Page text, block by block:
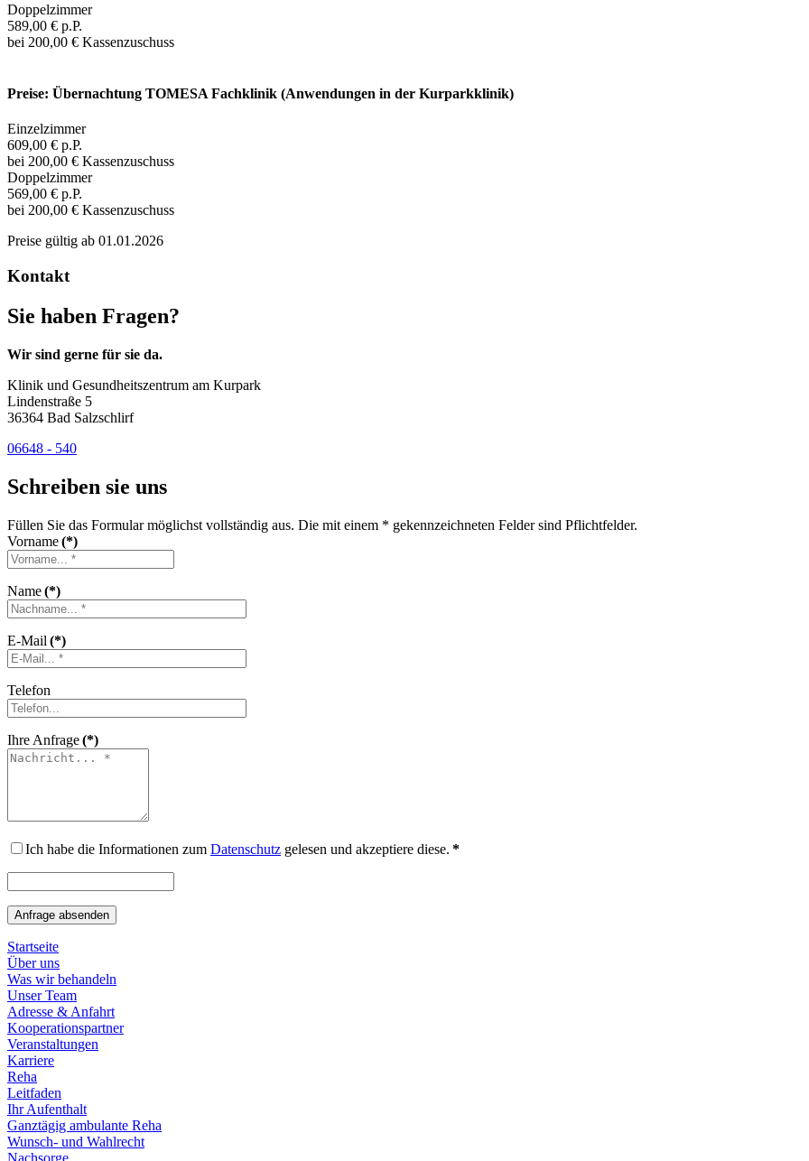
Doppelzimmer
589,00 € p.P.
bei 200,00 € Kassenzuschuss
Preise: Übernachtung TOMESA Fachklinik (Anwendungen in der Kurparkklinik)
Einzelzimmer
609,00 € p.P.
bei 200,00 € Kassenzuschuss
Doppelzimmer
569,00 € p.P.
bei 200,00 € Kassenzuschuss
Preise gültig ab 01.01.2026
Kontakt
Sie haben Fragen?
Wir sind gerne für sie da.
Klinik und Gesundheitszentrum am Kurpark
Lindenstraße 5
36364 Bad Salzschlirf
06648 - 540
Schreiben sie uns
Füllen Sie das Formular möglichst vollständig aus. Die mit einem * gekennzeichneten Felder sind Pflichtfelder.
Vorname(*)
Name(*)
E-Mail (*)
Telefon
Ihre Anfrage(*)
Ich habe die Informationen zum Datenschutz gelesen und akzeptiere diese. *
Anfrage absenden
Startseite
Über uns
Was wir behandeln
Unser Team
Adresse & Anfahrt
Kooperationspartner
Veranstaltungen
Karriere
Reha
Leitfaden
Ihr Aufenthalt
Ganztägig ambulante Reha
Wunsch- und Wahlrecht
Nachsorge